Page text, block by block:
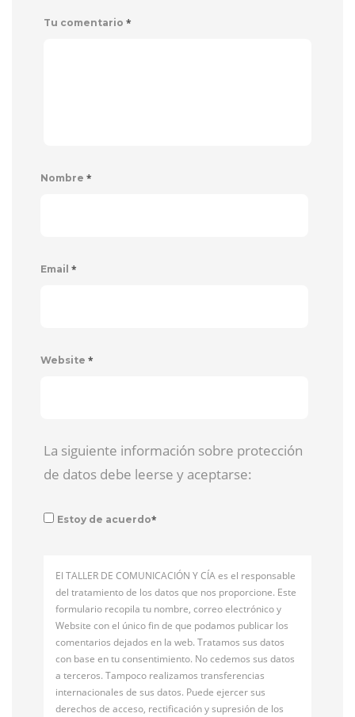
Tu comentario *
Nombre *
Email *
Website *
La siguiente información sobre protección
de datos debe leerse y aceptarse:
Estoy de acuerdo*
El TALLER DE COMUNICACIÓN Y CÍA es el responsable
del tratamiento de los datos que nos proporcione. Este
formulario recopila tu nombre, correo electrónico y
Website con el único fin de que podamos publicar los
comentarios dejados en la web. Tratamos sus datos
con base en tu consentimiento. No cedemos sus datos
a terceros. Tampoco realizamos transferencias
internacionales de sus datos. Puede ejercer sus
derechos de acceso, rectificación y supresión de los